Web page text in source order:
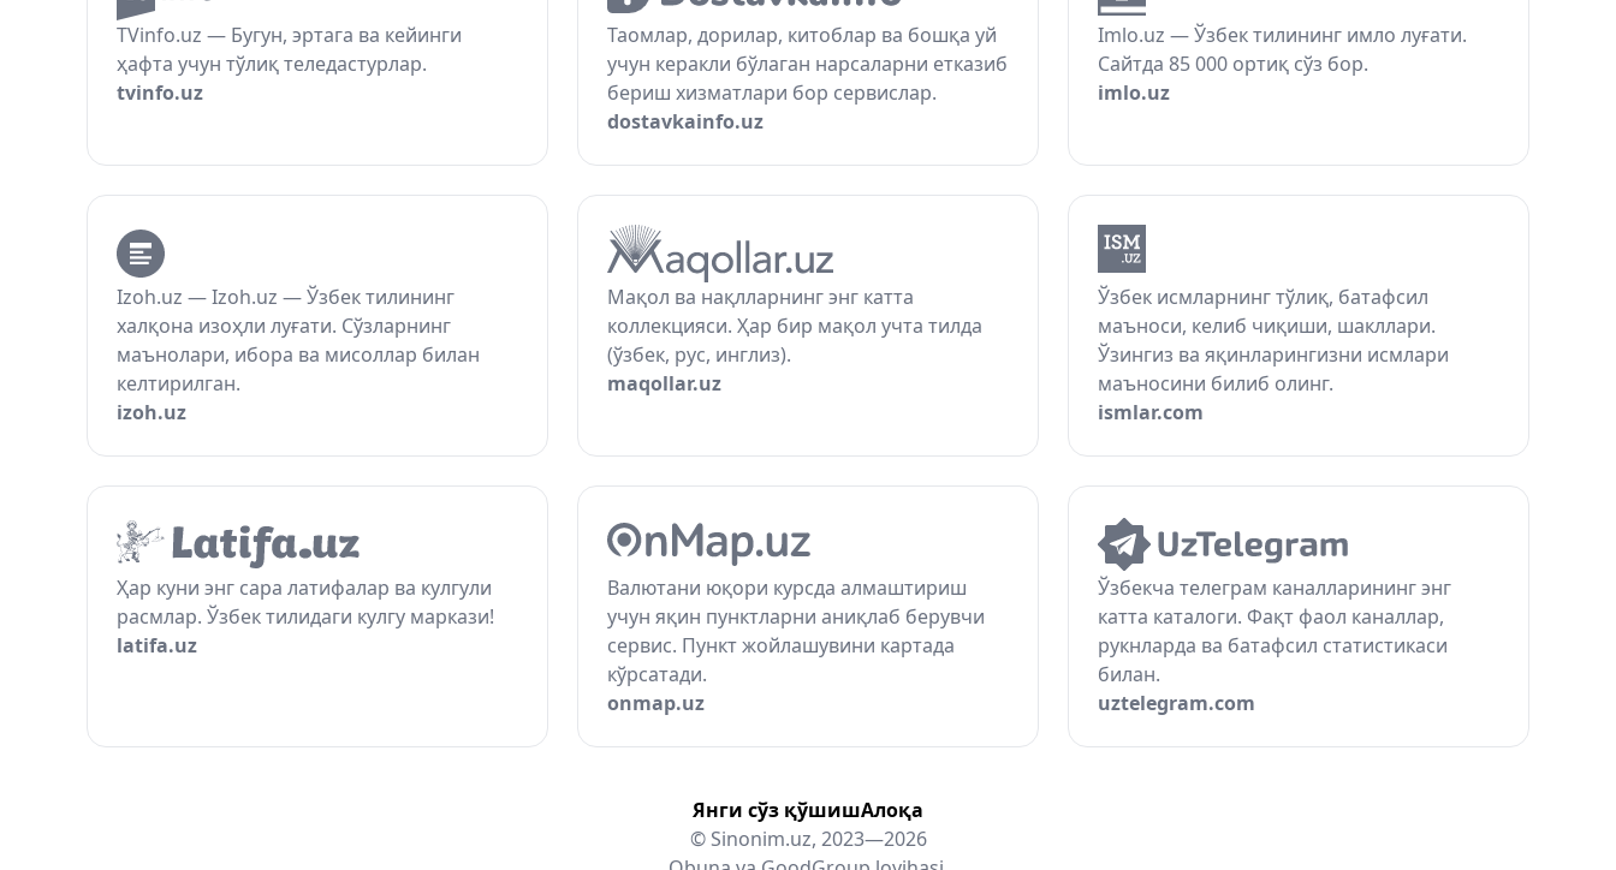
TVinfo.uz — Бугун, эртага ва кейинги
ҳафта учун тўлиқ теледастурлар.
tvinfo.uz
Таомлар, дорилар, китоблар ва бошқа уй
учун керакли бўлаган нарсаларни етказиб
бериш хизматлари бор сервислар.
dostavkainfo.uz
Imlo.uz — Ўзбек тилининг имло луғати.
Сайтда 85 000 ортиқ сўз бор.
imlo.uz
Izoh.uz — Izoh.uz — Ўзбек тилининг
халқона изоҳли луғати. Сўзларнинг
маънолари, ибора ва мисоллар билан
келтирилган.
izoh.uz
Мақол ва нақлларнинг энг катта
коллекцияси. Ҳар бир мақол учта тилда
(ўзбек, рус, инглиз).
maqollar.uz
Ўзбек исмларнинг тўлиқ, батафсил
маъноси, келиб чиқиши, шакллари.
Ўзингиз ва яқинларингизни исмлари
маъносини билиб олинг.
ismlar.com
Ҳар куни энг сара латифалар ва кулгули
расмлар. Ўзбек тилидаги кулгу маркази!
latifa.uz
Валютани юқори курсда алмаштириш
учун яқин пунктларни аниқлаб берувчи
сервис. Пункт жойлашувини картада
кўрсатади.
onmap.uz
Ўзбекча телеграм каналларининг энг
катта каталоги. Фақт фаол каналлар,
рукнларда ва батафсил статистикаси
билан.
uztelegram.com
Янги сўз қўшишАлоқа
© Sinonim.uz, 2023—2026